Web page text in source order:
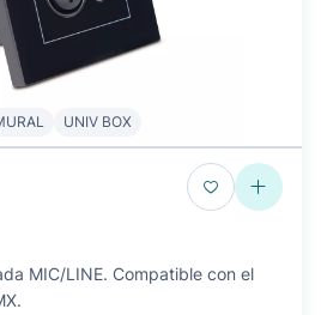
UNIV BOX
MIC/LINE. Compatible con el